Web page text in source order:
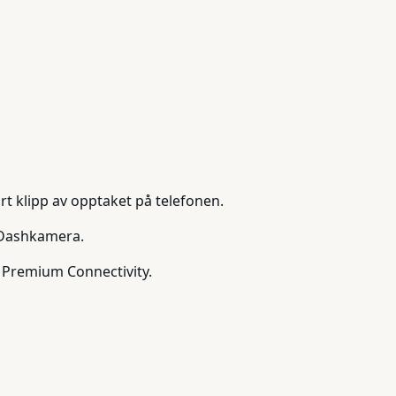
klipp av opptaket på telefonen.
Connectivity.